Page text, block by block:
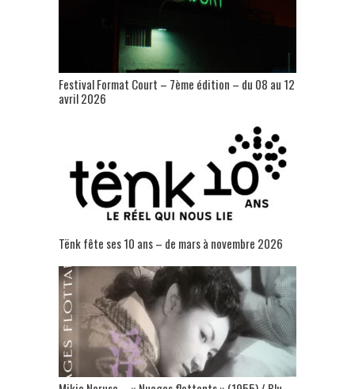
Festival Format Court – 7ème édition – du 08 au 12
avril 2026
Tënk fête ses 10 ans – de mars à novembre 2026